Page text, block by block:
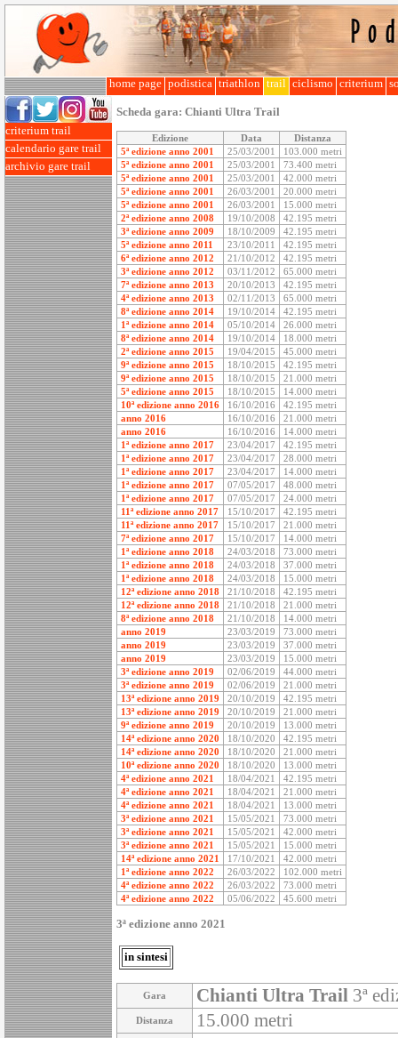
home page podistica triathlon trail ciclismo criterium
criterium trail
calendario gare trail
archivio gare trail
Scheda gara: Chianti Ultra Trail
Edizione Data
Distanza
5ª edizione anno 2001
25/03/2001
103.000 metri
5ª edizione anno 2001
25/03/2001
73.400 metri
5ª edizione anno 2001
25/03/2001
42.000 metri
5ª edizione anno 2001
26/03/2001
20.000 metri
5ª edizione anno 2001
26/03/2001
15.000 metri
2ª edizione anno 2008
19/10/2008
42.195 metri
3ª edizione anno 2009
18/10/2009
42.195 metri
5ª edizione anno 2011
23/10/2011
42.195 metri
6ª edizione anno 2012
21/10/2012
42.195 metri
3ª edizione anno 2012
03/11/2012
65.000 metri
7ª edizione anno 2013
20/10/2013
42.195 metri
4ª edizione anno 2013
02/11/2013
65.000 metri
8ª edizione anno 2014
19/10/2014
42.195 metri
1ª edizione anno 2014
05/10/2014
26.000 metri
8ª edizione anno 2014
19/10/2014
18.000 metri
2ª edizione anno 2015
19/04/2015
45.000 metri
9ª edizione anno 2015
18/10/2015
42.195 metri
9ª edizione anno 2015
18/10/2015
21.000 metri
5ª edizione anno 2015
18/10/2015
14.000 metri
10ª edizione anno 2016
16/10/2016
42.195 metri
anno 2016
16/10/2016
21.000 metri
anno 2016
16/10/2016
14.000 metri
1ª edizione anno 2017
23/04/2017
42.195 metri
1ª edizione anno 2017
23/04/2017
28.000 metri
1ª edizione anno 2017
23/04/2017
14.000 metri
1ª edizione anno 2017
07/05/2017
48.000 metri
1ª edizione anno 2017
07/05/2017
24.000 metri
11ª edizione anno 2017
15/10/2017
42.195 metri
11ª edizione anno 2017
15/10/2017
21.000 metri
7ª edizione anno 2017
15/10/2017
14.000 metri
1ª edizione anno 2018
24/03/2018
73.000 metri
1ª edizione anno 2018
24/03/2018
37.000 metri
1ª edizione anno 2018
24/03/2018
15.000 metri
12ª edizione anno 2018
21/10/2018
42.195 metri
12ª edizione anno 2018
21/10/2018
21.000 metri
8ª edizione anno 2018
21/10/2018
14.000 metri
anno 2019
23/03/2019
73.000 metri
anno 2019
23/03/2019
37.000 metri
anno 2019
23/03/2019
15.000 metri
3ª edizione anno 2019
02/06/2019
44.000 metri
3ª edizione anno 2019
02/06/2019
21.000 metri
13ª edizione anno 2019
20/10/2019
42.195 metri
13ª edizione anno 2019
20/10/2019
21.000 metri
9ª edizione anno 2019
20/10/2019
13.000 metri
14ª edizione anno 2020
18/10/2020
42.195 metri
14ª edizione anno 2020
18/10/2020
21.000 metri
10ª edizione anno 2020
18/10/2020
13.000 metri
4ª edizione anno 2021
18/04/2021
42.195 metri
4ª edizione anno 2021
18/04/2021
21.000 metri
4ª edizione anno 2021
18/04/2021
13.000 metri
3ª edizione anno 2021
15/05/2021
73.000 metri
3ª edizione anno 2021
15/05/2021
42.000 metri
3ª edizione anno 2021
15/05/2021
15.000 metri
14ª edizione anno 2021
17/10/2021
42.000 metri
1ª edizione anno 2022
26/03/2022
102.000 metri
4ª edizione anno 2022
26/03/2022
73.000 metri
4ª edizione anno 2022
05/06/2022 45.600 metri
3ª edizione anno 2021
in sintesi
Gara Chianti Ultra Trail 3ª
Distanza 15.000 metri